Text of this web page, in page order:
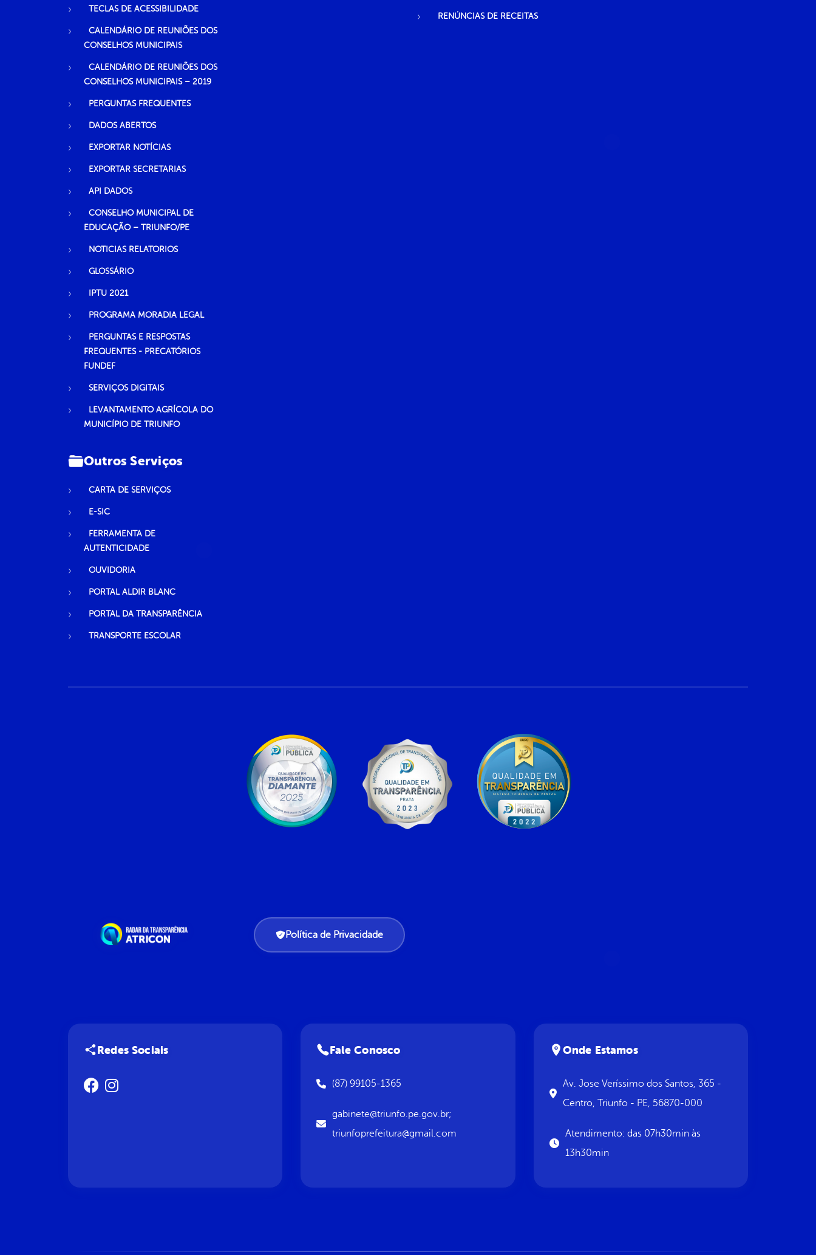
TECLAS DE ACESSIBILIDADE
CALENDÁRIO DE REUNIÕES DOS
CONSELHOS MUNICIPAIS
CALENDÁRIO DE REUNIÕES DOS
CONSELHOS MUNICIPAIS – 2019
PERGUNTAS FREQUENTES
DADOS ABERTOS
EXPORTAR NOTÍCIAS
EXPORTAR SECRETARIAS
API DADOS
CONSELHO MUNICIPAL DE
EDUCAÇÃO – TRIUNFO/PE
NOTICIAS RELATORIOS
GLOSSÁRIO
IPTU 2021
PROGRAMA MORADIA LEGAL
PERGUNTAS E RESPOSTAS
FREQUENTES - PRECATÓRIOS
FUNDEF
SERVIÇOS DIGITAIS
LEVANTAMENTO AGRÍCOLA DO
MUNICÍPIO DE TRIUNFO
RENÚNCIAS DE RECEITAS
Outros Serviços
CARTA DE SERVIÇOS
E-SIC
FERRAMENTA DE
AUTENTICIDADE
OUVIDORIA
PORTAL ALDIR BLANC
PORTAL DA TRANSPARÊNCIA
TRANSPORTE ESCOLAR
Política de Privacidade
Redes Sociais Fale Conosco
(87) 99105-1365
gabinete@triunfo.pe.gov.br;
triunfoprefeitura@gmail.com
Onde Estamos
Av. Jose Veríssimo dos Santos, 365 -
Centro, Triunfo - PE, 56870-000
Atendimento: das 07h30min às
13h30min